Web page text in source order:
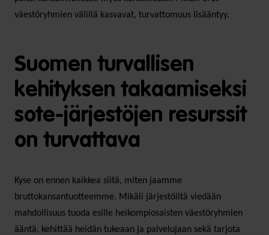
väestöryhmien välillä kasvavat, turvattomuus lisääntyy.
Suomen turvallisen
kehityksen takaamiseksi
sote-järjestöjen resurssit
on turvattava
Kyse on ennen kaikkea siitä, miten jaamme
bruttokansantuotteemme. Mikäli järjestöiltä viedään
mahdollisuus tuoda esille heikompiosaisten väestöryhmien
ääntä, kehittää heidän tukeaan ja palvelujaan sekä tarjota